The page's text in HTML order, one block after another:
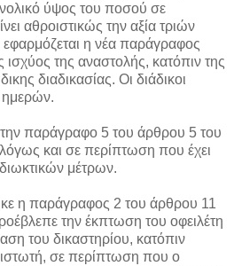
ύψος του ποσού σε
αθροιστικώς την αξία τριών
η νέα παράγραφος
ισχύος της αναστολής, κατόπιν της
διαδικασίας. Οι διάδικοι
ημερών.
παράγραφο 5 του άρθρου 5 του
και σε περίπτωση που έχει
μέτρων.
η παράγραφος 2 του άρθρου 11
την έκπτωση του οφειλέτη
του δικαστηρίου, κατόπιν
σε περίπτωση που ο